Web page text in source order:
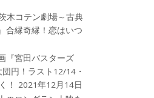
木コテン劇場～古典
合縁奇縁！恋はいつ
『宮田バスターズ
団円！ラスト12/14・
！
2021年12月14日